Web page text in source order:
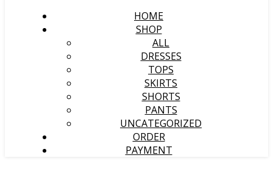
HOME
SHOP
ALL
DRESSES
TOPS
SKIRTS
SHORTS
PANTS
UNCATEGORIZED
ORDER
PAYMENT